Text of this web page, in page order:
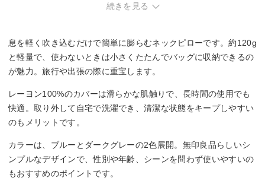
・長時間の使用で空気が抜けやすい点が気になる方。
続きを見る
息を軽く吹き込むだけで簡単に膨らむネックピローです。約120g
と軽量で、使わないときは小さくたたんでバッグに収納できるの
が魅力。旅行や出張の際に重宝します。
レーヨン100%のカバーは滑らかな肌触りで、長時間の使用でも
快適。取り外して自宅で洗濯でき、清潔な状態をキープしやすい
のもメリットです。
カラーは、ブルーとダークグレーの2色展開。無印良品らしいシ
ンプルなデザインで、性別や年齢、シーンを問わず使いやすいの
もおすすめのポイントです。